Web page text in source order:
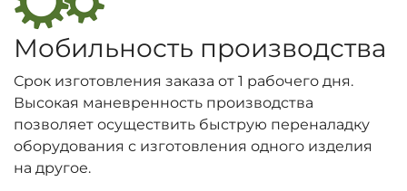
Мобильность производства
Срок изготовления заказа от 1 рабочего дня.
Высокая маневренность производства
позволяет осуществить быструю переналадку
оборудования с изготовления одного изделия
на другое.